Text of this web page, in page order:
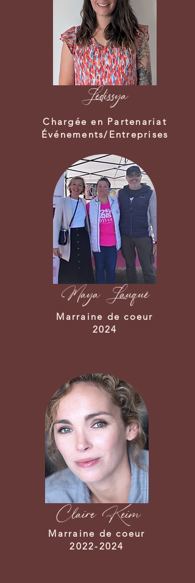
Ledissya
Chargée en Partenariat
Événements/Entreprises
Maya Lauqué
Marraine de coeur
2024
Claire Keim
Marraine de coeur
2022-2024